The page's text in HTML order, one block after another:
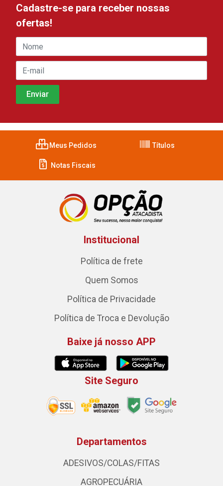
Cadastre-se para receber nossas
ofertas!
Meus Pedidos Títulos
Notas Fiscais
Institucional
Política de frete
Quem Somos
Política de Privacidade
Política de Troca e Devolução
Baixe já nosso APP
Site Seguro
Departamentos
ADESIVOS/COLAS/FITAS
AGROPECUÁRIA